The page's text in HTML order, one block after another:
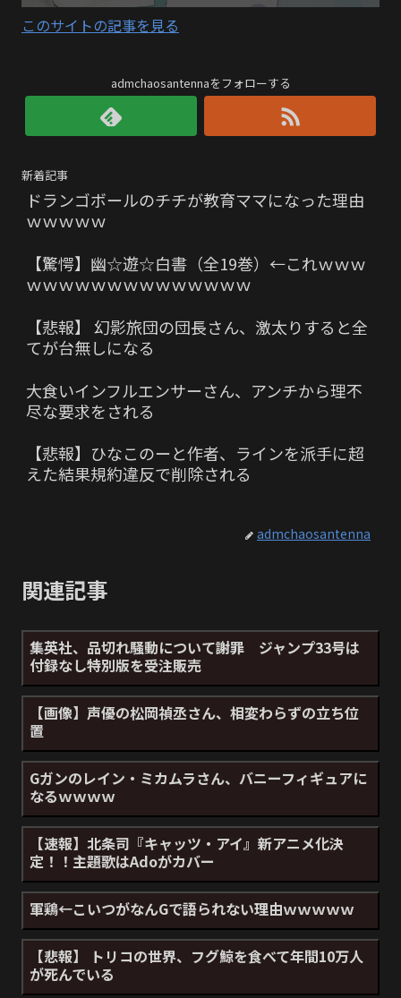
このサイトの記事を見る
admchaosantennaをフォローする
新着記事
ドランゴボールのチチが教育ママになった理由
ｗｗｗｗｗ
【驚愕】幽☆遊☆白書（全19巻）←これｗｗｗ
ｗｗｗｗｗｗｗｗｗｗｗｗｗｗ
【悲報】 幻影旅団の団長さん、激太りすると全
てが台無しになる
大食いインフルエンサーさん、アンチから理不
尽な要求をされる
【悲報】ひなこのーと作者、ラインを派手に超
えた結果規約違反で削除される
admchaosantenna
関連記事
集英社、品切れ騒動について謝罪 ジャンプ33号は
付録なし特別版を受注販売
【画像】声優の松岡禎丞さん、相変わらずの立ち位
置
Gガンのレイン・ミカムラさん、バニーフィギュアに
なるｗｗｗｗ
【速報】北条司『キャッツ・アイ』新アニメ化決
定！！主題歌はAdoがカバー
軍鶏←こいつがなんGで語られない理由ｗｗｗｗｗ
【悲報】 トリコの世界、フグ鯨を食べて年間10万人
が死んでいる